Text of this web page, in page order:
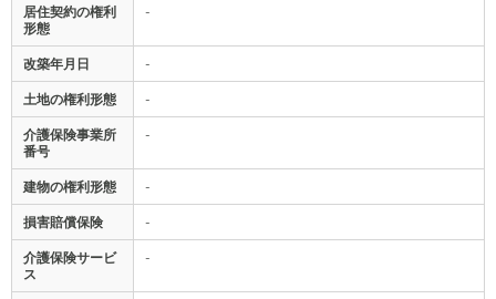
居住契約の権利
形態
-
改築年月日 -
土地の権利形態 -
介護保険事業所
番号
-
建物の権利形態 -
損害賠償保険 -
介護保険サービ
ス
-